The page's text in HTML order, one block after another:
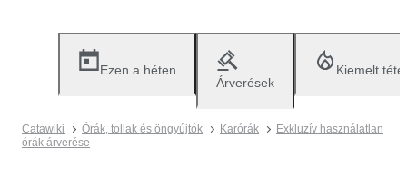
Ezen a héten
Árverések
Kiemelt
Catawiki Órák, tollak és öngyújtók Karórák
Exkluzív használatlan
órák árverése